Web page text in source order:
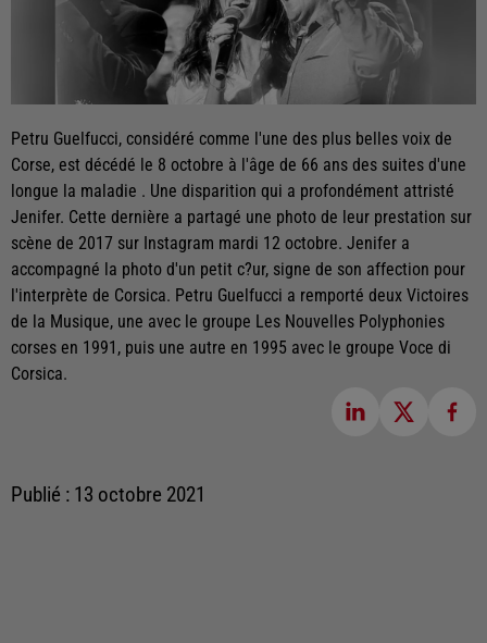
Petru Guelfucci, considéré comme l'une des plus belles voix de
Corse, est décédé le 8 octobre à l'âge de 66 ans des suites d'une
longue la maladie . Une disparition qui a profondément attristé
Jenifer. Cette dernière a partagé une photo de leur prestation sur
scène de 2017 sur Instagram mardi 12 octobre. Jenifer a
accompagné la photo d'un petit c?ur, signe de son affection pour
l'interprète de Corsica. Petru Guelfucci a remporté deux Victoires
de la Musique, une avec le groupe Les Nouvelles Polyphonies
corses en 1991, puis une autre en 1995 avec le groupe Voce di
Corsica.
Publié : 13 octobre 2021